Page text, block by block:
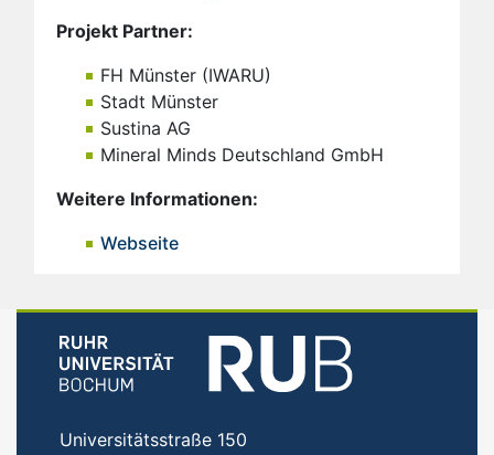
Projekt Partner:
FH Münster (IWARU)
Stadt Münster
Sustina AG
Mineral Minds Deutschland GmbH
Weitere Informationen:
Webseite
Universitätsstraße 150